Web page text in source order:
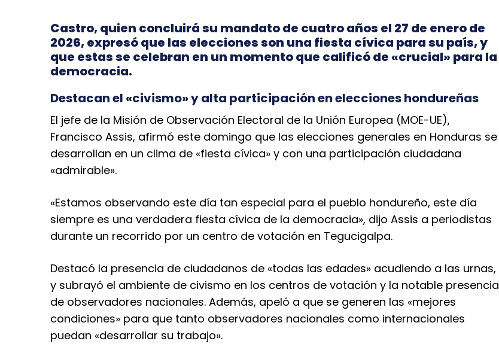
Castro, quien concluirá su mandato de cuatro años el 27 de enero de
2026, expresó que las elecciones son una fiesta cívica para su país, y
que estas se celebran en un momento que calificó de «crucial» para la
democracia.
Destacan el «civismo» y alta participación en elecciones hondureñas
El jefe de la Misión de Observación Electoral de la Unión Europea (MOE-UE),
Francisco Assis, afirmó este domingo que las elecciones generales en Honduras se
desarrollan en un clima de «fiesta cívica» y con una participación ciudadana
«admirable».
«Estamos observando este día tan especial para el pueblo hondureño, este día
siempre es una verdadera fiesta cívica de la democracia», dijo Assis a periodistas
durante un recorrido por un centro de votación en Tegucigalpa.
Destacó la presencia de ciudadanos de «todas las edades» acudiendo a las urnas,
y subrayó el ambiente de civismo en los centros de votación y la notable presencia
de observadores nacionales. Además, apeló a que se generen las «mejores
condiciones» para que tanto observadores nacionales como internacionales
puedan «desarrollar su trabajo».